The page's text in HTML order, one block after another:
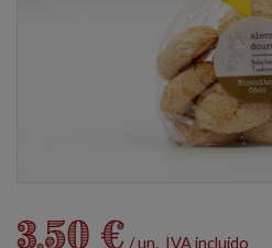
3,50 € / un. IVA incluído